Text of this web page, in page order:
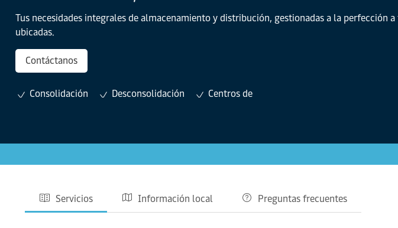
Tus necesidades integrales de almacenamiento y distribución, gestionadas a la
ubicadas.
Contáctanos
Consolidación Desconsolidación Centros de
Servicios Información local Preguntas frecuentes